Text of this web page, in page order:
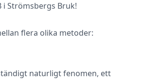
i Strömsbergs Bruk!
flera olika metoder:
naturligt fenomen, ett